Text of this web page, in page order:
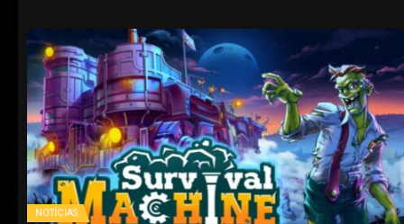
NOTÍCIAS